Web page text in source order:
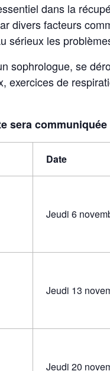
dans la
divers facteurs
sérieux les
sophrologue, se
exercices de
sera
Date
Jeudi 6
Jeudi 13
Jeudi 20